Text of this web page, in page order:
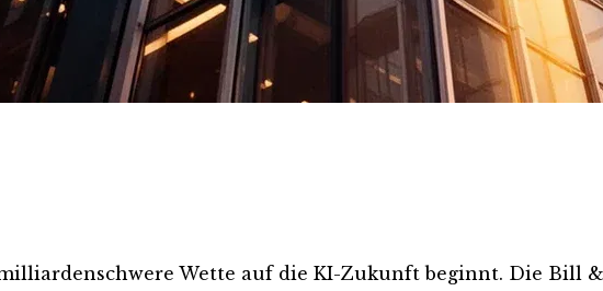
Wette auf die KI-Zukunft beginnt. Die Bill